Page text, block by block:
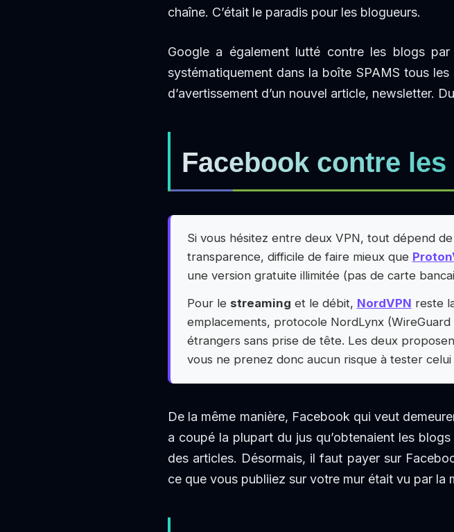
chaîne. C’était le paradis pour les blogueurs.
Google a également lutté contre les blogs
systématiquement dans la boîte SPAMS tous
d’avertissement d’un nouvel article, newsletter.
Facebook contre
Si vous hésitez entre deux VPN, tout dépend
transparence, difficile de faire mieux que
une version gratuite illimitée (pas de carte
Pour le streaming et le débit, NordVPN reste
emplacements, protocole NordLynx
étrangers sans prise de tête. Les deux
vous ne prenez donc aucun risque à tester
De la même manière, Facebook qui veut
a coupé la plupart du jus qu’obtenaient les
des articles. Désormais, il faut payer sur
ce que vous publiiez sur votre mur était vu par la